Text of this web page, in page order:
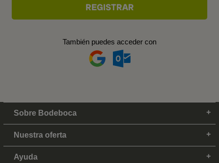
También puedes acceder con
Sobre Bodeboca
Nuestra oferta
Ayuda